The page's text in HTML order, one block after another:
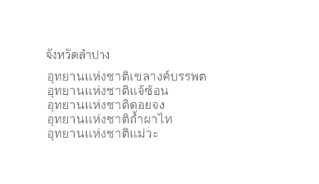
จังหวัดลำปาง
อุทยานแห่งชาติเขลางค์บรรพต
อุทยานแห่งชาติแจ้ซ้อน
อุทยานแห่งชาติดอยจง
อุทยานแห่งชาติถ้ำผาไท
อุทยานแห่งชาติแม่วะ